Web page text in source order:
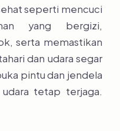
seperti mencuci
yang bergizi,
serta memastikan
dan udara segar
pintu dan jendela
tetap terjaga.